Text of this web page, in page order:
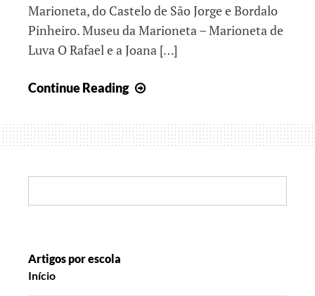
Marioneta, do Castelo de São Jorge e Bordalo
Pinheiro. Museu da Marioneta – Marioneta de
Luva O Rafael e a Joana […]
Continue Reading
Artigos por escola
Início